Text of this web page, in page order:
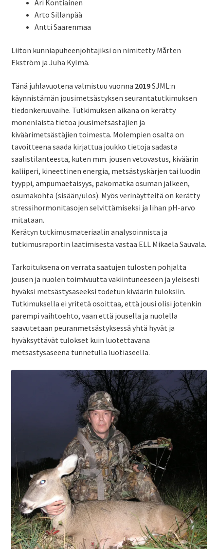
Ari Kontiainen
Arto Sillanpää
Antti Saarenmaa
Liiton kunniapuheenjohtajiksi on nimitetty Mårten
Ekström ja Juha Kylmä.
Tänä juhlavuotena valmistuu vuonna 2019SJML:n
käynnistämän jousimetsästyksen seurantatutkimuksen
tiedonkeruuvaihe. Tutkimuksen aikana on kerätty
monenlaista tietoa jousimetsästäjien ja
kiväärimetsästäjien toimesta. Molempien osalta on
tavoitteena saada kirjattua joukko tietoja sadasta
saalistilanteesta, kuten mm. jousen vetovastus, kiväärin
kaliiperi, kineettinen energia, metsästyskärjen tai luodin
tyyppi, ampumaetäisyys, pakomatka osuman jälkeen,
osumakohta (sisään/ulos). Myös verinäytteitä on kerätty
stressihormonitasojen selvittämiseksi ja lihan pH-arvo
mitataan.
Kerätyn tutkimusmateriaalin analysoinnista ja
tutkimusraportin laatimisesta vastaa ELL Mikaela Sauvala.
Tarkoituksena on verrata saatujen tulosten pohjalta
jousen ja nuolen toimivuutta vakiintuneeseen ja yleisesti
hyväksi metsästysaseeksi todetun kiväärin tuloksiin.
Tutkimuksella ei yritetä osoittaa, että jousi olisi jotenkin
parempi vaihtoehto, vaan että jousella ja nuolella
saavutetaan peuranmetsästyksessä yhtä hyvät ja
hyväksyttävät tulokset kuin luotettavana
metsästysaseena tunnetulla luotiaseella.